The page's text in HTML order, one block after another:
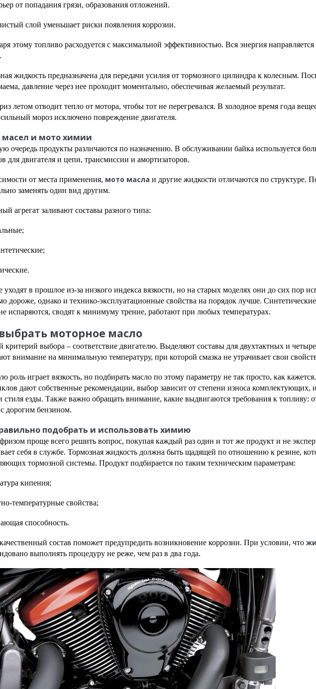
от попадания грязи, образования отложений.
слой уменьшает риски появления коррозии.
этому топливо расходуется с максимальной эффективностью. Вся энергия направляется
жидкость предназначена для передачи усилия от тормозного цилиндра к колесным.
давление через нее проходит моментально, обеспечивая желаемый результат.
летом отводит тепло от мотора, чтобы тот не перегревался. В холодное время года
мороз исключено повреждение двигателя.
и мото химии
очередь продукты различаются по назначению. В обслуживании байка используется
для двигателя и цепи, трансмиссии и амортизаторов.
от места применения, мото масла и другие жидкости отличаются по структуре.
заменять один вид другим.
агрегат заливают составы разного типа:
уходят в прошлое из-за низкого индекса вязкости, но на старых моделях они до сих пор
дороже, однако и технико-эксплуатационные свойства на порядок лучше.
испаряются, сводят к минимуму трение, работают при любых температурах.
моторное масло
критерий выбора – соответствие двигателю. Выделяют составы для двухтактных и
внимание на минимальную температуру, при которой смазка не утрачивает свои
роль играет вязкость, но подбирать масло по этому параметру не так просто, как
дают собственные рекомендации, выбор зависит от степени износа комплектующих,
стиля езды. Также важно обращать внимание, какие выдвигаются требования к топливу:
с дорогим бензином.
подобрать и использовать химию
проще всего решить вопрос, покупая каждый раз один и тот же продукт и не
себя в службе. Тормозная жидкость должна быть щадящей по отношению к резине,
тормозной системы. Продукт подбирается по таким техническим параметрам:
кипения;
температурные свойства;
способность.
состав поможет предупредить возникновение коррозии. При условии, что
выполнять процедуру не реже, чем раз в два года.